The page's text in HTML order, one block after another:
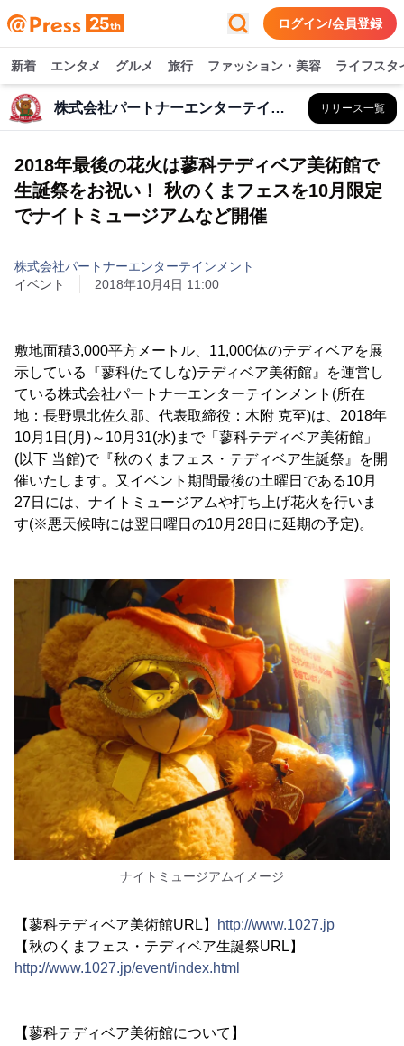
ログイン/会員登録
新着 エンタメ グルメ 旅行 ファッション・美容 ライフスタ
株式会社パートナーエンターテインメント リリース一覧
2018年最後の花火は蓼科テディベア美術館で
生誕祭をお祝い！ 秋のくまフェスを10月限定
でナイトミュージアムなど開催
株式会社パートナーエンターテインメント
イベント
2018年10月4日 11:00
敷地面積3,000平方メートル、11,000体のテディベアを展
示している『蓼科(たてしな)テディベア美術館』を運営し
ている株式会社パートナーエンターテインメント(所在
地：長野県北佐久郡、代表取締役：木附 克至)は、2018年
10月1日(月)～10月31(水)まで「蓼科テディベア美術館」
(以下 当館)で『秋のくまフェス・テディベア生誕祭』を開
催いたします。又イベント期間最後の土曜日である10月
27日には、ナイトミュージアムや打ち上げ花火を行いま
す(※悪天候時には翌日曜日の10月28日に延期の予定)。
ナイトミュージアムイメージ
【蓼科テディベア美術館URL】
http://www.1027.jp
【秋のくまフェス・テディベア生誕祭URL】
http://www.1027.jp/event/index.html
【蓼科テディベア美術館について】